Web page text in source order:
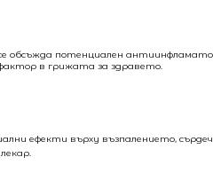
обсъжда потенциален
в грижата за здравето.
ефекти върху възпалението,